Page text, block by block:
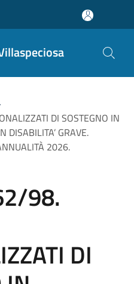
DI SOSTEGNO IN
DISABILITA’ GRAVE.
2026.
98.
DI